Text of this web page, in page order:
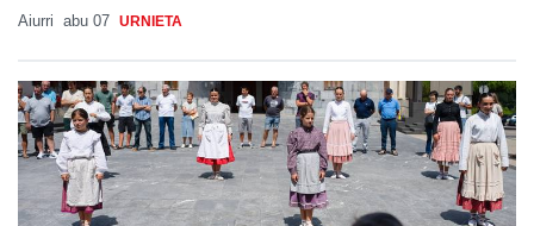
Aiurri abu 07 URNIETA